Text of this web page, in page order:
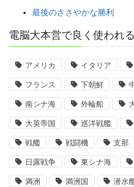
最後のささやかな勝利
電脳大本営で良く使われ
アメリカ イタリア
フランス 下朝鮮
南シナ海 外輪船
大英帝国 巡洋戦艦
戦艦 戦闘機 支那
日露戦争 東シナ海
満洲 満洲国 潜水